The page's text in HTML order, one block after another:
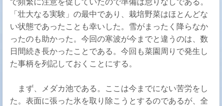
「壮大なる実験」の最中であり、栽培野菜はほとんどな
い状態であったことも幸いした。雪がまったく降らなか
ったのも助かった。今回の寒波が今までと違うのは、数
日間続き長かったことである。今回も菜園周りで発生し
た事柄を列記しておくことにする。
まず、メダカ池である。ここは今までにない苦労をし
た。表面に張った氷を取り除こうとするのであるが、全